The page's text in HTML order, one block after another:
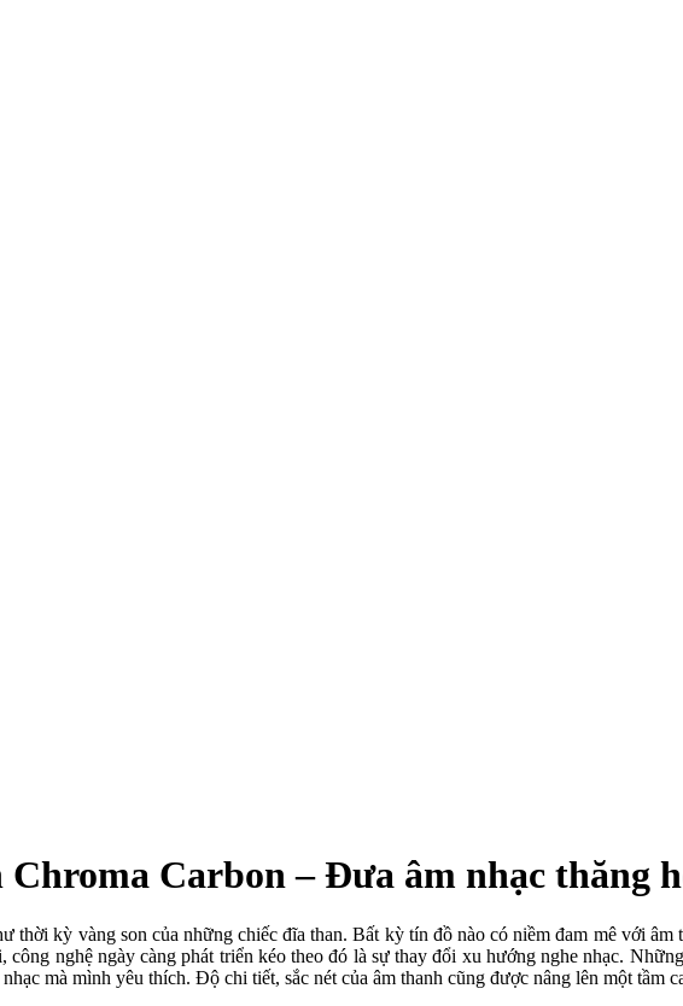
Carbon – Đưa âm nhạc thăng
thời kỳ vàng son của những chiếc đĩa than. Bất kỳ tín đồ nào có niềm đam mê với
nghệ ngày càng phát triển kéo theo đó là sự thay đổi xu hướng nghe nhạc.
mà mình yêu thích. Độ chi tiết, sắc nét của âm thanh cũng được nâng lên một tầm